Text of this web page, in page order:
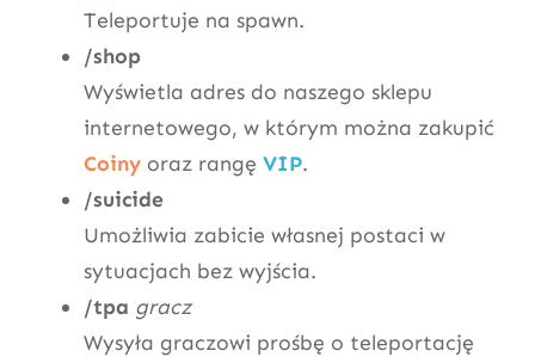
Teleportuje na spawn.
/shop
Wyświetla adres do naszego sklepu
internetowego, w którym można zakupić
Coiny oraz rangę VIP.
/suicide
Umożliwia zabicie własnej postaci w
sytuacjach bez wyjścia.
/tpa gracz
Wysyła graczowi prośbę o teleportację